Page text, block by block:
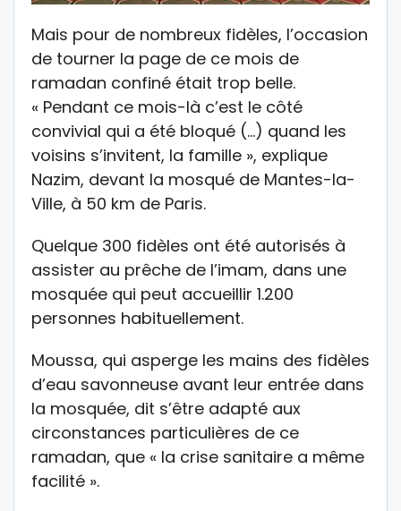
Mais pour de nombreux fidèles, l’occasion
de tourner la page de ce mois de
ramadan confiné était trop belle.
« Pendant ce mois-là c’est le côté
convivial qui a été bloqué (…) quand les
voisins s’invitent, la famille », explique
Nazim, devant la mosqué de Mantes-la-
Ville, à 50 km de Paris.
Quelque 300 fidèles ont été autorisés à
assister au prêche de l’imam, dans une
mosquée qui peut accueillir 1.200
personnes habituellement.
Moussa, qui asperge les mains des fidèles
d’eau savonneuse avant leur entrée dans
la mosquée, dit s’être adapté aux
circonstances particulières de ce
ramadan, que « la crise sanitaire a même
facilité ».